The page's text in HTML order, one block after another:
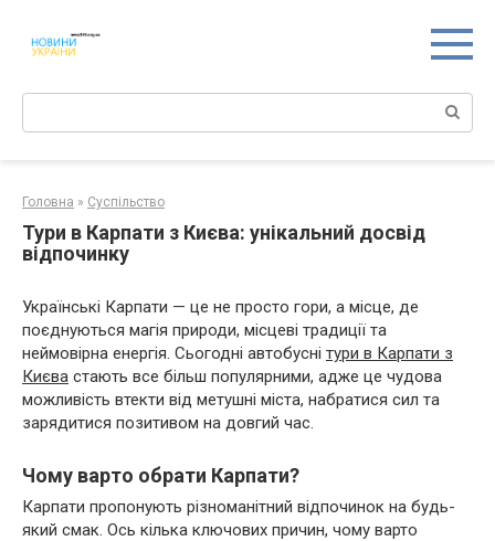
контенту
Поиск:
Головна » Суспільство
Тури в Карпати з Києва: унікальний досвід
відпочинку
Українські Карпати — це не просто гори, а місце, де
поєднуються магія природи, місцеві традиції та
неймовірна енергія. Сьогодні автобусні тури в Карпати з
Києва стають все більш популярними, адже це чудова
можливість втекти від метушні міста, набратися сил та
зарядитися позитивом на довгий час.
Чому варто обрати Карпати?
Карпати пропонують різноманітний відпочинок на будь-
який смак. Ось кілька ключових причин, чому варто